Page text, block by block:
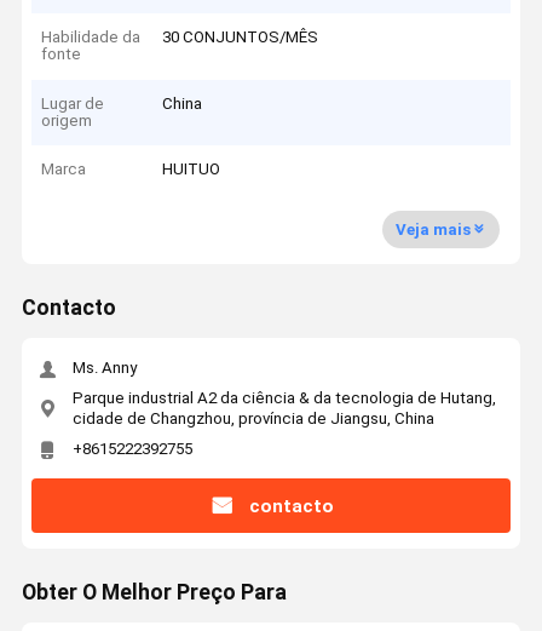
Habilidade da
fonte
30 CONJUNTOS/MÊS
Lugar de
origem
China
Marca HUITUO
Veja mais
Contacto
Ms. Anny
Parque industrial A2 da ciência & da tecnologia de Hutang,
cidade de Changzhou, província de Jiangsu, China
+8615222392755
contacto
Obter O Melhor Preço Para